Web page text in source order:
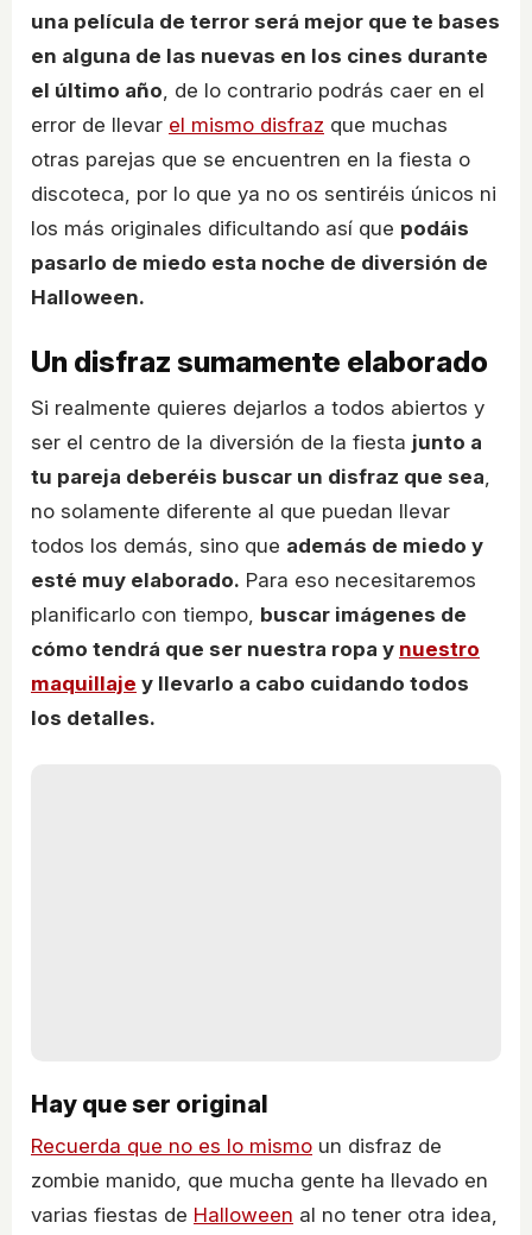
una película de terror será mejor que te bases
en alguna de las nuevas en los cines durante
el último año , de lo contrario podrás caer en el
error de llevar el mismo disfraz que muchas
otras parejas que se encuentren en la fiesta o
discoteca, por lo que ya no os sentiréis únicos ni
los más originales dificultando así que podáis
pasarlo de miedo esta noche de diversión de
Halloween.
Un disfraz sumamente elaborado
Si realmente quieres dejarlos a todos abiertos y
ser el centro de la diversión de la fiesta junto a
tu pareja deberéis buscar un disfraz que sea
no solamente diferente al que puedan llevar
todos los demás, sino que además de miedo y
esté muy elaborado. Para eso necesitaremos
planificarlo con tiempo, buscar imágenes de
cómo tendrá que ser nuestra ropa y nuestro
maquillaje y llevarlo a cabo cuidando todos
los detalles.
Hay que ser original
Recuerda que no es lo mismo un disfraz de
zombie manido, que mucha gente ha llevado en
varias fiestas de Halloween al no tener otra idea,